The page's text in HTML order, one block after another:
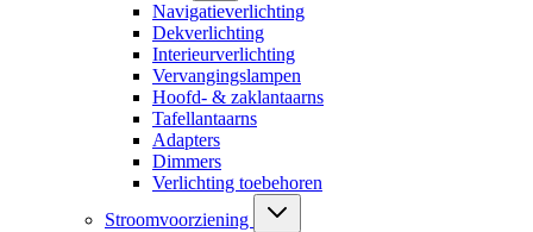
Navigatieverlichting
Dekverlichting
Interieurverlichting
Vervangingslampen
Hoofd- & zaklantaarns
Tafellantaarns
Adapters
Dimmers
Verlichting toebehoren
Stroomvoorziening